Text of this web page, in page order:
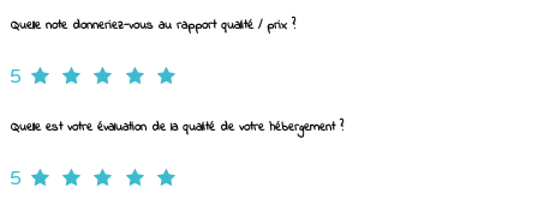
Quelle note donneriez-vous au rapport qualité / prix ?
5
Quelle est votre évaluation de la qualité de votre hébergement ?
5